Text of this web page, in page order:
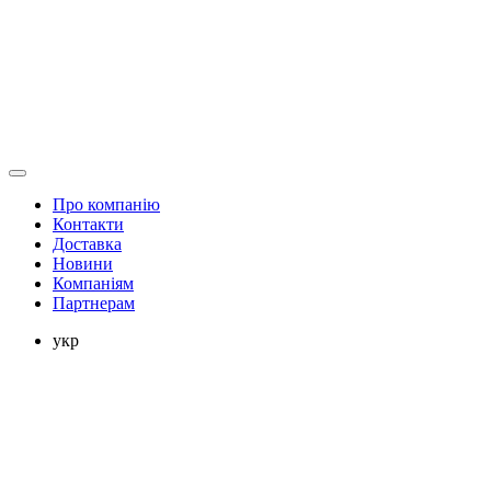
Про компанію
Контакти
Доставка
Новини
Компаніям
Партнерам
укр